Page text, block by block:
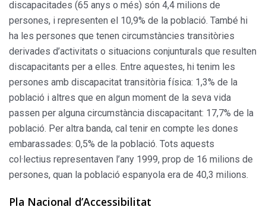
discapacitades (65 anys o més) són 4,4 milions de
persones, i representen el 10,9% de la població. També hi
ha les persones que tenen circumstàncies transitòries
derivades d’activitats o situacions conjunturals que resulten
discapacitants per a elles. Entre aquestes, hi tenim les
persones amb discapacitat transitòria física: 1,3% de la
població i altres que en algun moment de la seva vida
passen per alguna circumstància discapacitant: 17,7% de la
població. Per altra banda, cal tenir en compte les dones
embarassades: 0,5% de la població. Tots aquests
col·lectius representaven l’any 1999, prop de 16 milions de
persones, quan la població espanyola era de 40,3 milions.
Pla Nacional d’Accessibilitat